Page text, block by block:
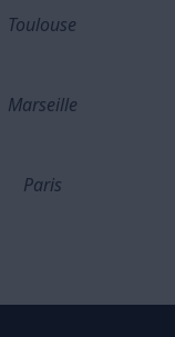
Toulouse
Marseille
Paris